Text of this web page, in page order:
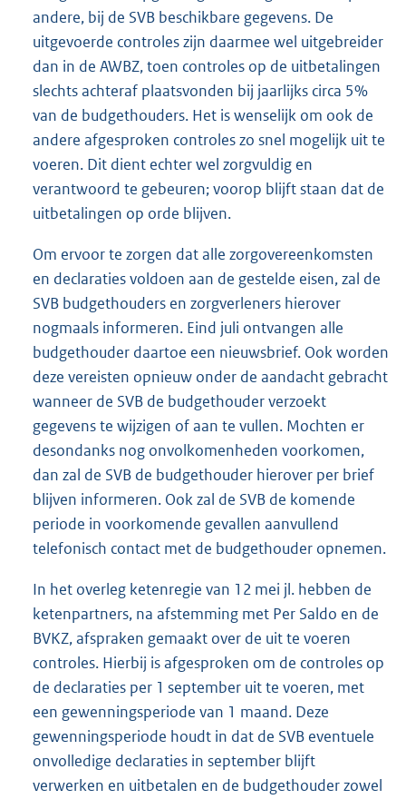
andere, bij de SVB beschikbare gegevens. De
uitgevoerde controles zijn daarmee wel uitgebreider
dan in de AWBZ, toen controles op de uitbetalingen
slechts achteraf plaatsvonden bij jaarlijks circa 5%
van de budgethouders. Het is wenselijk om ook de
andere afgesproken controles zo snel mogelijk uit te
voeren. Dit dient echter wel zorgvuldig en
verantwoord te gebeuren; voorop blijft staan dat de
uitbetalingen op orde blijven.
Om ervoor te zorgen dat alle zorgovereenkomsten
en declaraties voldoen aan de gestelde eisen, zal de
SVB budgethouders en zorgverleners hierover
nogmaals informeren. Eind juli ontvangen alle
budgethouder daartoe een nieuwsbrief. Ook worden
deze vereisten opnieuw onder de aandacht gebracht
wanneer de SVB de budgethouder verzoekt
gegevens te wijzigen of aan te vullen. Mochten er
desondanks nog onvolkomenheden voorkomen,
dan zal de SVB de budgethouder hierover per brief
blijven informeren. Ook zal de SVB de komende
periode in voorkomende gevallen aanvullend
telefonisch contact met de budgethouder opnemen.
In het overleg ketenregie van 12 mei jl. hebben de
ketenpartners, na afstemming met Per Saldo en de
BVKZ, afspraken gemaakt over de uit te voeren
controles. Hierbij is afgesproken om de controles op
de declaraties per 1 september uit te voeren, met
een gewenningsperiode van 1 maand. Deze
gewenningsperiode houdt in dat de SVB eventuele
onvolledige declaraties in september blijft
verwerken en uitbetalen en de budgethouder zowel